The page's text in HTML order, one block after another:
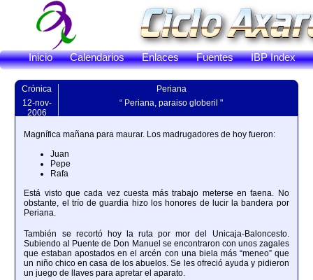
Inicio Calendarios Enlaces Fuentes IBP Index
Crónica
12-nov-
2006
Periana
“ Periana, paraiso globeril "
Magnífica mañana para maurar. Los madrugadores de hoy fueron:
Juan
Pepe
Rafa
Está visto que cada vez cuesta más trabajo meterse en faena. No
obstante, el trío de guardia hizo los honores de lucir la bandera por
Periana.
También se recortó hoy la ruta por mor del Unicaja-Baloncesto.
Subiendo al Puente de Don Manuel se encontraron con unos zagales
que estaban apostados en el arcén con una biela más “meneo” que
un niño chico en casa de los abuelos. Se les ofreció ayuda y pidieron
un juego de llaves para apretar el aparato.